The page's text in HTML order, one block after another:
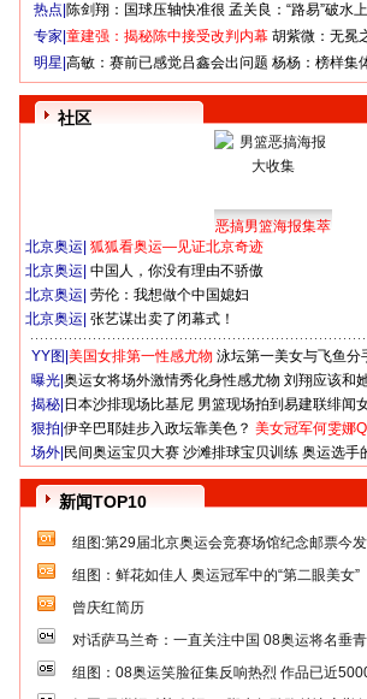
热点| 陈剑翔：国球压轴快准很 孟关良：“路易”破水
专家| 童建强：揭秘陈中接受改判内幕 胡紫微：无冕
明星| 高敏：赛前已感觉吕鑫会出问题 杨杨：榜样集
社区
恶搞男篮海报集萃
北京奥运 狐狐看奥运—见证北京奇迹
北京奥运 中国人，你没有理由不骄傲
北京奥运 劳伦：我想做个中国媳妇
北京奥运 张艺谋出卖了闭幕式！
YY图| 美国女排第一性感尤物 泳坛第一美女与飞鱼分
曝光| 奥运女将场外激情秀化身性感尤物 刘翔应该和
揭秘| 日本沙排现场比基尼 男篮现场拍到易建联绯闻
狠拍| 伊辛巴耶娃步入政坛靠美色？ 美女冠军何雯娜
场外| 民间奥运宝贝大赛 沙滩排球宝贝训练 奥运选手
新闻TOP10
组图:第29届北京奥运会竞赛场馆纪念邮票今
组图：鲜花如佳人 奥运冠军中的“第二眼美女”
曾庆红简历
对话萨马兰奇：一直关注中国 08奥运将名垂
组图：08奥运笑脸征集反响热烈 作品已近